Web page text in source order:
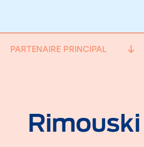
PARTENAIRE PRINCIPAL